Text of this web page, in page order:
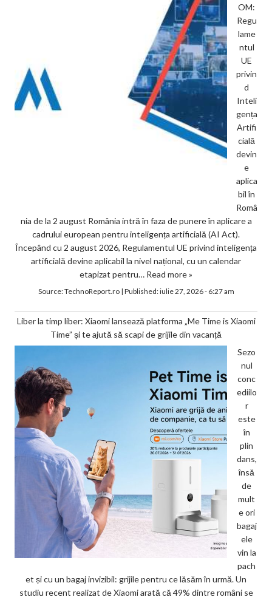
OM:
Regu
lame
ntul
UE
privin
d
Inteli
gența
Artifi
cială
devin
e
aplica
bil în
Româ
nia de la 2 august România intră în faza de punere în aplicare a
cadrului european pentru inteligența artificială (AI Act).
Începând cu 2 august 2026, Regulamentul UE privind inteligența
artificială devine aplicabil la nivel național, cu un calendar
etapizat pentru… Read more »
Source:TechnoReport.ro| Published:iulie 27, 2026 - 6:27 am
Liber la timp liber: Xiaomi lansează platforma „Me Time is Xiaomi
Time” și te ajută să scapi de grijile din vacanță
Sezo
nul
conc
ediilo
r
este
în
plin
dans,
însă
de
mult
e ori
bagaj
ele
vin la
pach
et și cu un bagaj invizibil: grijile pentru ce lăsăm în urmă. Un
studiu recent realizat de Xiaomi arată că 49% dintre români se